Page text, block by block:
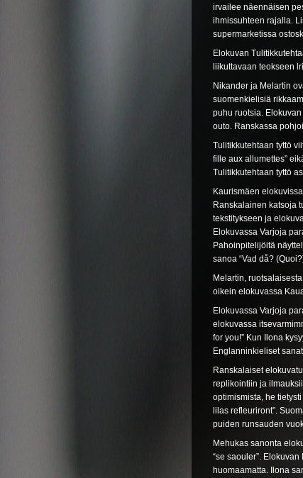
irvailee näennäisen
ihmissuhteen rajalla.
supermarketissa
Elokuvan
liikuttavaan teokseen
Nikander ja Melartin
suomenkielisiä
puhu ruotsia.
outo. Ranskassa
Tulitikkutehtaan tyttö
fille aux allumettes”
Tulitikkutehtaan tyttö
Kaurismäen
Ranskalainen katsoja
tekstitykseen ja
Elokuvassa Varjoja
Pahoinpitelijöitä
sanoa “Vad då?
Melartin,
oikein elokuvassa
Elokuvassa Varjoja
elokuvassa
for you!” Kun Ilona
Englanninkieliset
Ranskalaiset
replikointiin ja
optimismista, he
lilas refleuriront”.
puiden runsauden
Mehukas sanonta
“se saouler”.
huomaamatta. Ilona